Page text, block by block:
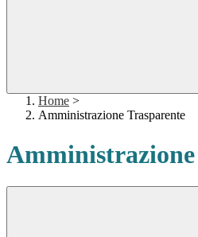
Home >
Amministrazione Trasparente